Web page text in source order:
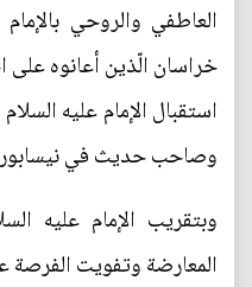
العاطفي والروحي
خراسان الّذين أعانوه على
استقبال الإمام عليه
وصاحب حديث في
وبتقريب الإمام عليه
المعارضة وتفويت الفرصة